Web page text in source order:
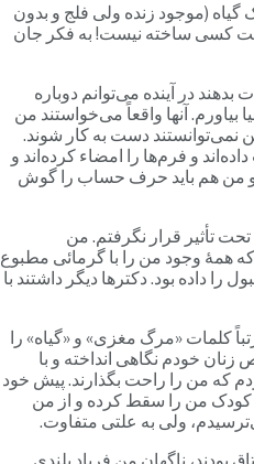
گیاه (موجود زنده ولی فلج و بدون
کسی ساخته نیست! به فکر جان
بدهند در آینده می‌توانم دوباره
بیاورم. آنها واقعاً می‌خواستند من
نمی‌توانستند دست به کار شوند.
و فرم‌ها را امضاء کرده‌اند و
من هم باید حرف حساب را گوش
تأثیر قرار نگرفتم. من
وجود من را با گرمائی مطبوع
را داده بود. دکترها دیگر داشتند با
کلمات «مرگ مغزی» و «گیاه» را
خودم نگاهی انداخته و با
که من را راحت بگذارند. پیش خود
کودک من را سقط کرده و از من
ولی به علتی متفاوت.